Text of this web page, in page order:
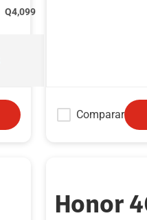
Q4,099
Comparar
Honor